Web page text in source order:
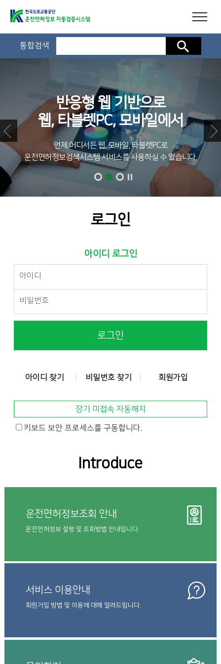
통합검색 검색
반응형 웹 기반으로
웹, 타블렛PC, 모바일에서
언제 어디서든 웹, 모바일, 타블렛PC로
운전면허정보검색시스템 서비스를 사용하실 수 있습니다.
로그인
아이디 로그인
로그인
아이디 찾기 비밀번호 찾기 회원가입
장기 미접속 자동해지
키보드 보안 프로세스를 구동합니다.
Introduce
운전면허정보조회 안내
운전면허정보 설명 및 조회방법 안내입니다.
서비스 이용안내
회원가입 방법 및 이용에 대해 알려드립니다.